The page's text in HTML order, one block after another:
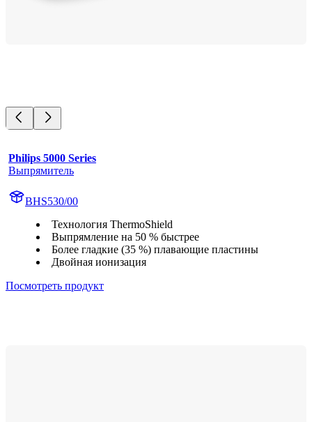
Philips 5000 Series
Выпрямитель
BHS530/00
Технология ThermoShield
Выпрямление на 50 % быстрее
Более гладкие (35 %) плавающие пластины
Двойная ионизация
Посмотреть продукт